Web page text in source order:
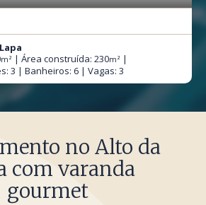
m² | Área construída: 230m² |
3 | Banheiros: 6 | Vagas: 3
no Alto da
com varanda
gourmet